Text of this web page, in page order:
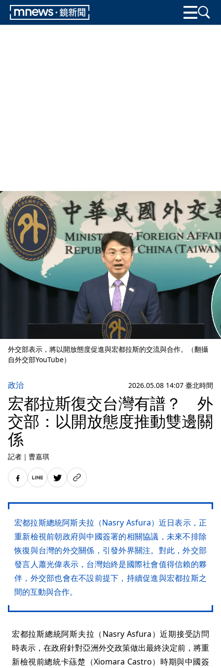
外交部表示，將以開放態度促進與宏都拉斯的交流與合作。（翻攝
自外交部YouTube）
政治 2026.05.08 14:07 臺北時間
宏都拉斯復交台灣有譜？ 外
交部：以開放態度推動雙邊關
係
記者 ｜ 曹嘉琪
宏都拉斯總統阿斯夫拉（Nasry Asfura）近日表示，正
重新檢視前朝政府與中國簽署的相關協議，未來不排除
恢復與台灣的外交關係，引發外界關注。對此，外交部
發言人蕭光偉表示，台灣始終是國際社會值得信賴的夥
伴，外交部也會在不設前提下，持續促進與宏都拉斯之
間的互動與合作。
宏都拉斯總統阿斯夫拉（Nasry Asfura）近期接受訪問
時表示，在政府針對亞洲外交政策做出最終決定前，將重
新檢視前總統卡蕬楚（Xiomara Castro）時期與中國簽